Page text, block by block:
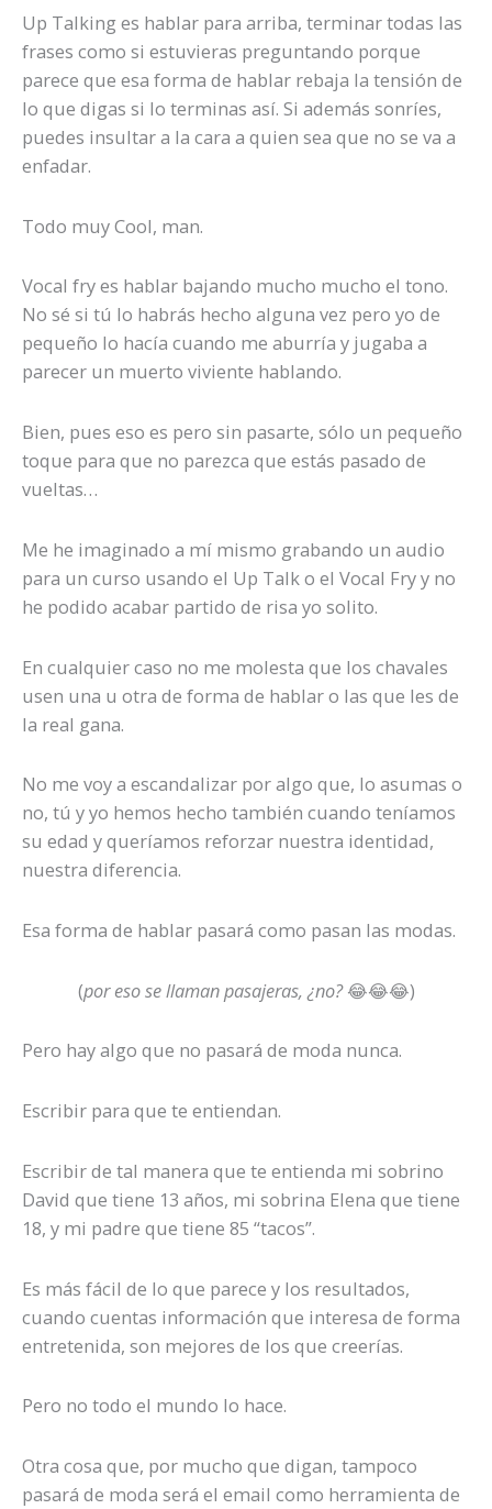
Up Talking es hablar para arriba, terminar todas las
frases como si estuvieras preguntando porque
parece que esa forma de hablar rebaja la tensión de
lo que digas si lo terminas así. Si además sonríes,
puedes insultar a la cara a quien sea que no se va a
enfadar.
Todo muy Cool, man.
Vocal fry es hablar bajando mucho mucho el tono.
No sé si tú lo habrás hecho alguna vez pero yo de
pequeño lo hacía cuando me aburría y jugaba a
parecer un muerto viviente hablando.
Bien, pues eso es pero sin pasarte, sólo un pequeño
toque para que no parezca que estás pasado de
vueltas…
Me he imaginado a mí mismo grabando un audio
para un curso usando el Up Talk o el Vocal Fry y no
he podido acabar partido de risa yo solito.
En cualquier caso no me molesta que los chavales
usen una u otra de forma de hablar o las que les de
la real gana.
No me voy a escandalizar por algo que, lo asumas o
no, tú y yo hemos hecho también cuando teníamos
su edad y queríamos reforzar nuestra identidad,
nuestra diferencia.
Esa forma de hablar pasará como pasan las modas.
(por eso se llaman pasajeras, ¿no?😂😂😂)
Pero hay algo que no pasará de moda nunca.
Escribir para que te entiendan.
Escribir de tal manera que te entienda mi sobrino
David que tiene 13 años, mi sobrina Elena que tiene
18, y mi padre que tiene 85 “tacos”.
Es más fácil de lo que parece y los resultados,
cuando cuentas información que interesa de forma
entretenida, son mejores de los que creerías.
Pero no todo el mundo lo hace.
Otra cosa que, por mucho que digan, tampoco
pasará de moda será el email como herramienta de